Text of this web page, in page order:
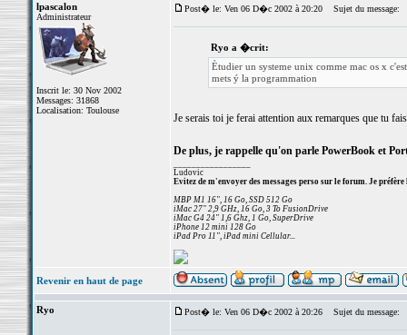
lpascalon
Administrateur
Inscrit le: 30 Nov 2002
Messages: 31868
Localisation: Toulouse
Post� le: Ven 06 D�c 2002 à 20:20 Sujet du message:
Ryo a �crit:
Ètudier un systeme unix comme mac os x
mets ý la programmation
Je serais toi je ferai attention aux remarques que tu
De plus, je rappelle qu'on parle PowerBook et
Ludovic
Evitez de m'envoyer des messages perso sur le forum. Je préfère
MBP M1 16", 16 Go, SSD 512 Go
iMac 27" 2,9 GHz, 16 Go, 3 To FusionDrive
iMac G4 24" 1,6 Ghz, 1 Go, SuperDrive
iPhone 12 mini 128 Go
iPad Pro 11", iPad mini Cellular...
Revenir en haut de page
Ryo Post� le: Ven 06 D�c 2002 à 20:26 Sujet du message: